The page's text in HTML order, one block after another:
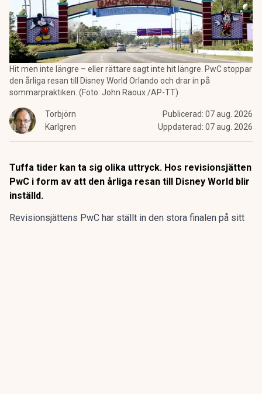
Hit men inte längre – eller rättare sagt inte hit längre. PwC stoppar
den årliga resan till Disney World Orlando och drar in på
sommarpraktiken. (Foto: John Raoux /AP-TT)
Torbjörn
Karlgren
Publicerad: 07 aug. 2026
Uppdaterad: 07 aug. 2026
Tuffa tider kan ta sig olika uttryck. Hos revisionsjätten
PwC i form av att den årliga resan till Disney World blir
inställd.
Revisionsjättens PwC har ställt in den stora finalen på sitt